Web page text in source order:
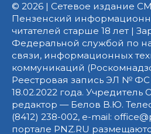
© 2026 | Сетевое издание
Пензенский
читателей старше 18 лет |
Федеральной службой по
связи, информационных
коммуникаций
Реестровая запись ЭЛ № ФС
18.02.2022 года.
редактор — Белов В.Ю.
(8412) 238-002, e-mail:
портале PNZ.RU